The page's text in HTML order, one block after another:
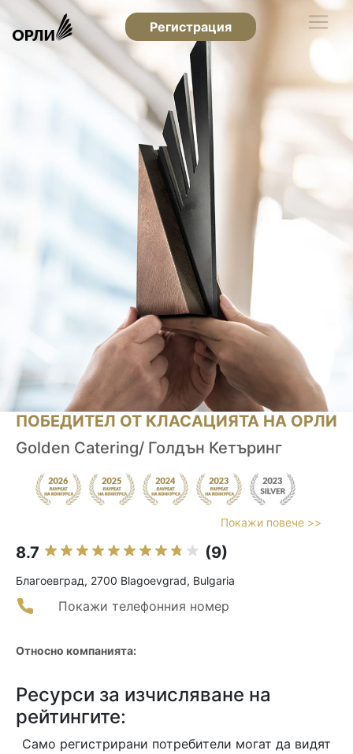
Регистрация
ПОБЕДИТЕЛ ОТ КЛАСАЦИЯТА НА ОРЛИ
Golden Catering/ Голдън Кетъринг
Покажи повече >>
8.7 (9)
Благоевград, 2700 Blagoevgrad, Bulgaria
Покажи телефонния номер
Относно компанията:
Ресурси за изчисляване на
рейтингите:
Само регистрирани потребители могат да видят